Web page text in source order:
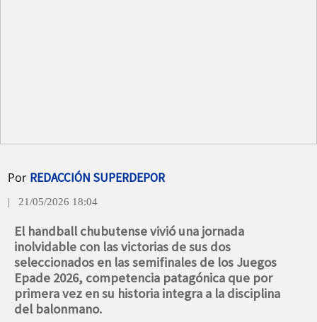
Por REDACCIÓN SUPERDEPOR
| 21/05/2026 18:04
El handball chubutense vivió una jornada
inolvidable con las victorias de sus dos
seleccionados en las semifinales de los Juegos
Epade 2026, competencia patagónica que por
primera vez en su historia integra a la disciplina
del balonmano.